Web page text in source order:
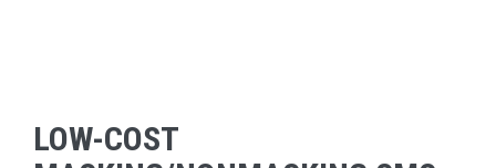
LOW-COST